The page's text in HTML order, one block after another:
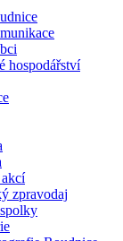
hospodářství
zpravodaj